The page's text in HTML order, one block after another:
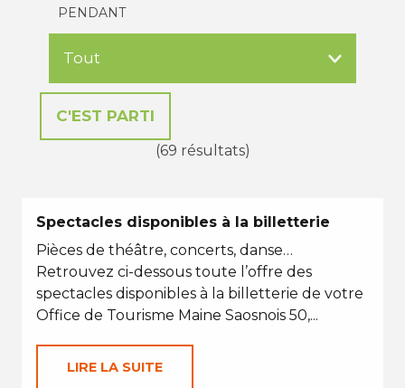
PENDANT
(69 résultats)
Spectacles disponibles à la billetterie
Pièces de théâtre, concerts, danse…
Retrouvez ci-dessous toute l’offre des
spectacles disponibles à la billetterie de votre
Office de Tourisme Maine Saosnois 50,...
LIRE LA SUITE